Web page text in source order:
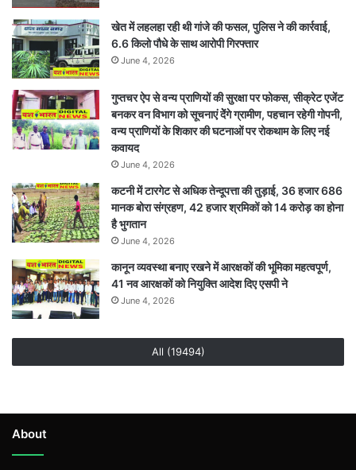
खेत में लहलहा रही थी गांजे की फसल, पुलिस ने की कार्रवाई,
6.6 किलो पौधे के साथ आरोपी गिरफ्तार
June 4, 2026
गुप्तचर ऐप से वन्य प्राणियों की सुरक्षा पर फोकस, सीक्रेट एजेंट
बनकर वन विभाग को सूचनाएं देेंगे ग्रामीण, पहचान रहेगी गोपनी,
वन्य प्राणियों के शिकार की घटनाओं पर रोकथाम के लिए नई
कवायद
June 4, 2026
कटनी में टारगेट से अधिक तेन्दूपत्ता की तुड़ाई, 36 हजार 686
मानक बोरा संग्रहण, 42 हजार श्रमिकों को 14 करोड़ का होना
है भुगतान
June 4, 2026
कानून व्यवस्था बनाए रखने में आरक्षकों की भूमिका महत्वपूर्ण,
41 नव आरक्षकों को नियुक्ति आदेश दिए एसपी ने
June 4, 2026
All (19494)
About